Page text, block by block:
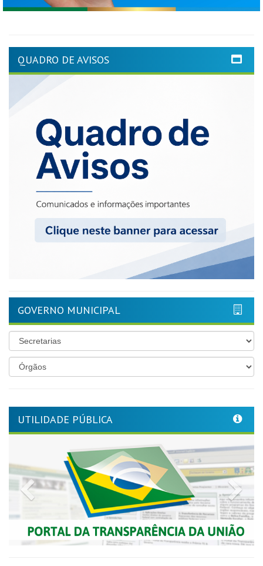
QUADRO DE AVISOS
GOVERNO MUNICIPAL
UTILIDADE PÚBLICA
Previous